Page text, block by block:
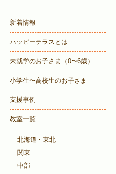
トレキング
新着情報
ハッピーテラスとは
未就学のお子さま （0〜6歳）
小学生〜高校生のお子さま
支援事例
教室一覧
北海道・東北
関東
中部